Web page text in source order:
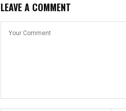
LEAVE A COMMENT